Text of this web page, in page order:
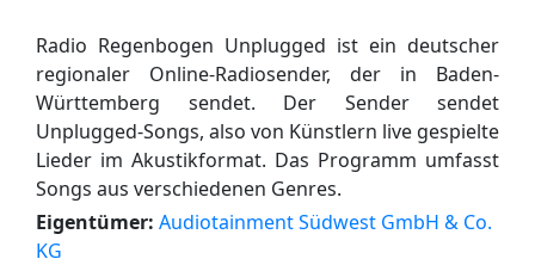
Radio Regenbogen Unplugged ist ein deutscher
regionaler Online-Radiosender, der in Baden-
Württemberg sendet. Der Sender sendet
Unplugged-Songs, also von Künstlern live gespielte
Lieder im Akustikformat. Das Programm umfasst
Songs aus verschiedenen Genres.
Eigentümer: Audiotainment Südwest GmbH & Co.
KG